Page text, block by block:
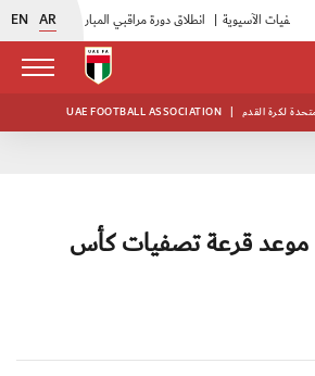
EN AR انطلاق دورة مراقبي المباريات المستجدين |
UAE FOOTBALL ASSOCIATION | لكرة القدم
موعد قرعة تصفيات كأس